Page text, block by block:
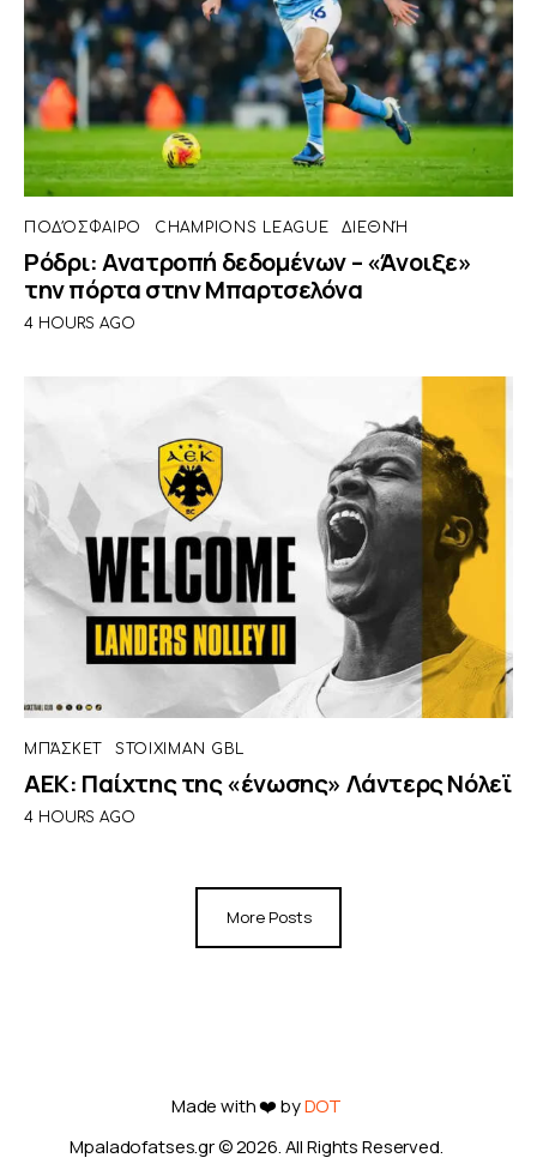
ΠΟΔΌΣΦΑΙΡΟ CHAMPIONS LEAGUE ΔΙΕΘΝΉ
Ρόδρι: Ανατροπή δεδομένων – «Άνοιξε»
την πόρτα στην Μπαρτσελόνα
4 HOURS AGO
ΜΠΆΣΚΕΤ STOIXIMAN GBL
ΑΕΚ: Παίχτης της «ένωσης» Λάντερς Νόλεϊ
4 HOURS AGO
More Posts
Made with ❤️ byDOT
Mpaladofatses.gr © 2026. All Rights Reserved.